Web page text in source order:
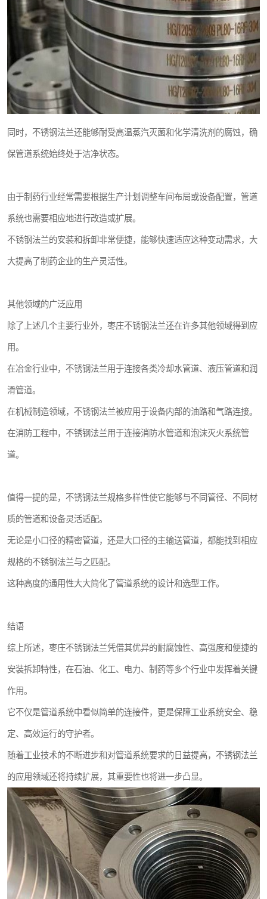
同时，不锈钢法兰还能够耐受高温蒸汽灭菌和化学清洗剂的腐蚀，确
保管道系统始终处于洁净状态。
由于制药行业经常需要根据生产计划调整车间布局或设备配置，管道
系统也需要相应地进行改造或扩展。
不锈钢法兰的安装和拆卸非常便捷，能够快速适应这种变动需求，大
大提高了制药企业的生产灵活性。
其他领域的广泛应用
除了上述几个主要行业外，枣庄不锈钢法兰还在许多其他领域得到应
用。
在冶金行业中，不锈钢法兰用于连接各类冷却水管道、液压管道和润
滑管道。
在机械制造领域，不锈钢法兰被应用于设备内部的油路和气路连接。
在消防工程中，不锈钢法兰用于连接消防水管道和泡沫灭火系统管
道。
值得一提的是，不锈钢法兰规格多样性使它能够与不同管径、不同材
质的管道和设备灵活适配。
无论是小口径的精密管道，还是大口径的主输送管道，都能找到相应
规格的不锈钢法兰与之匹配。
这种高度的通用性大大简化了管道系统的设计和选型工作。
结语
综上所述，枣庄不锈钢法兰凭借其优异的耐腐蚀性、高强度和便捷的
安装拆卸特性，在石油、化工、电力、制药等多个行业中发挥着关键
作用。
它不仅是管道系统中看似简单的连接件，更是保障工业系统安全、稳
定、高效运行的守护者。
随着工业技术的不断进步和对管道系统要求的日益提高，不锈钢法兰
的应用领域还将持续扩展，其重要性也将进一步凸显。